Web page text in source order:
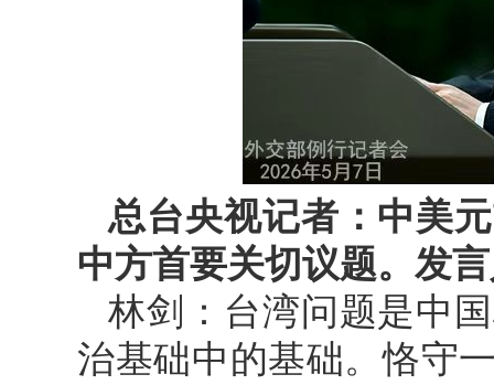
总台央视记者：中美
中方首要关切议题。发
林剑：台湾问题是中
治基础中的基础。恪守